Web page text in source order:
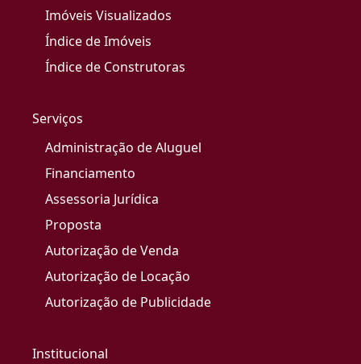
Imóveis Visualizados
Índice de Imóveis
Índice de Construtoras
Serviços
Administração de Aluguel
Financiamento
Assessoria Jurídica
Proposta
Autorização de Venda
Autorização de Locação
Autorização de Publicidade
Institucional